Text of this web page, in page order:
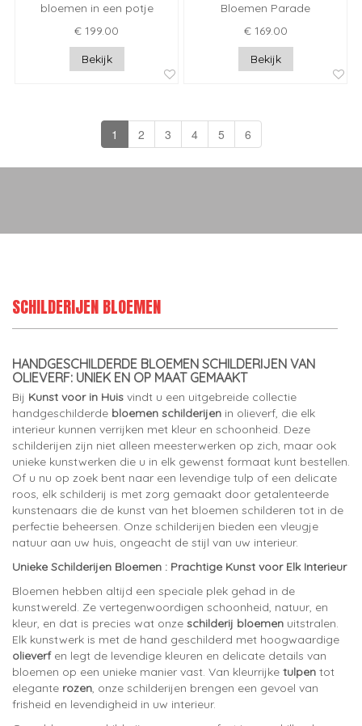
bloemen in een potje
€ 199.00
Bekijk
Bloemen Parade
€ 169.00
Bekijk
1 2 3 4 5 6
SCHILDERIJEN BLOEMEN
HANDGESCHILDERDE BLOEMEN SCHILDERIJEN VAN
OLIEVERF: UNIEK EN OP MAAT GEMAAKT
Bij Kunst voor in Huis vindt u een uitgebreide collectie
handgeschilderde bloemen schilderijen in olieverf, die elk
interieur kunnen verrijken met kleur en schoonheid. Deze
schilderijen zijn niet alleen meesterwerken op zich, maar ook
unieke kunstwerken die u in elk gewenst formaat kunt bestellen.
Of u nu op zoek bent naar een levendige tulp of een delicate
roos, elk schilderij is met zorg gemaakt door getalenteerde
kunstenaars die de kunst van het bloemen schilderen tot in de
perfectie beheersen. Onze schilderijen bieden een vleugje
natuur aan uw huis, ongeacht de stijl van uw interieur.
Unieke Schilderijen Bloemen : Prachtige Kunst voor Elk Interieur
Bloemen hebben altijd een speciale plek gehad in de
kunstwereld. Ze vertegenwoordigen schoonheid, natuur, en
kleur, en dat is precies wat onze schilderij bloemen uitstralen.
Elk kunstwerk is met de hand geschilderd met hoogwaardige
olieverfen legt de levendige kleuren en delicate details van
bloemen op een unieke manier vast. Van kleurrijke tulpen tot
elegante rozen, onze schilderijen brengen een gevoel van
frisheid en levendigheid in uw interieur.